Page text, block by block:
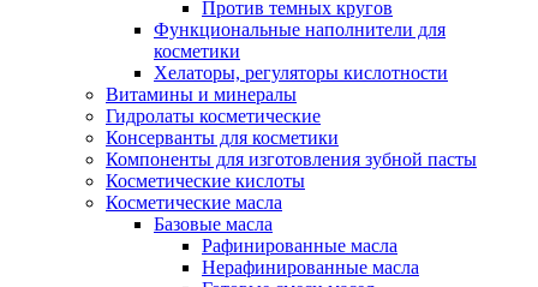
Против темных кругов
Функциональные наполнители для
косметики
Хелаторы, регуляторы кислотности
Витамины и минералы
Гидролаты косметические
Консерванты для косметики
Компоненты для изготовления зубной пасты
Косметические кислоты
Косметические масла
Базовые масла
Рафинированные масла
Нерафинированные масла